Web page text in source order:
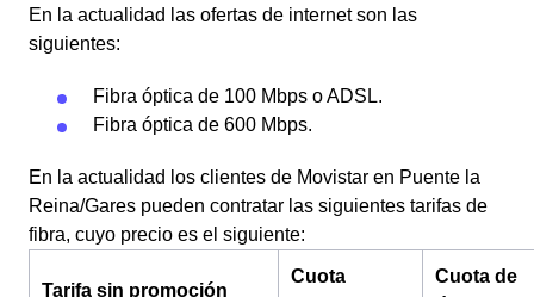
En la actualidad las ofertas de internet son las
siguientes:
Fibra óptica de 100 Mbps o ADSL.
Fibra óptica de 600 Mbps.
En la actualidad los clientes de Movistar en Puente la
Reina/Gares pueden contratar las siguientes tarifas de
fibra, cuyo precio es el siguiente:
Tarifa sin promoción
Cuota
Cuota de